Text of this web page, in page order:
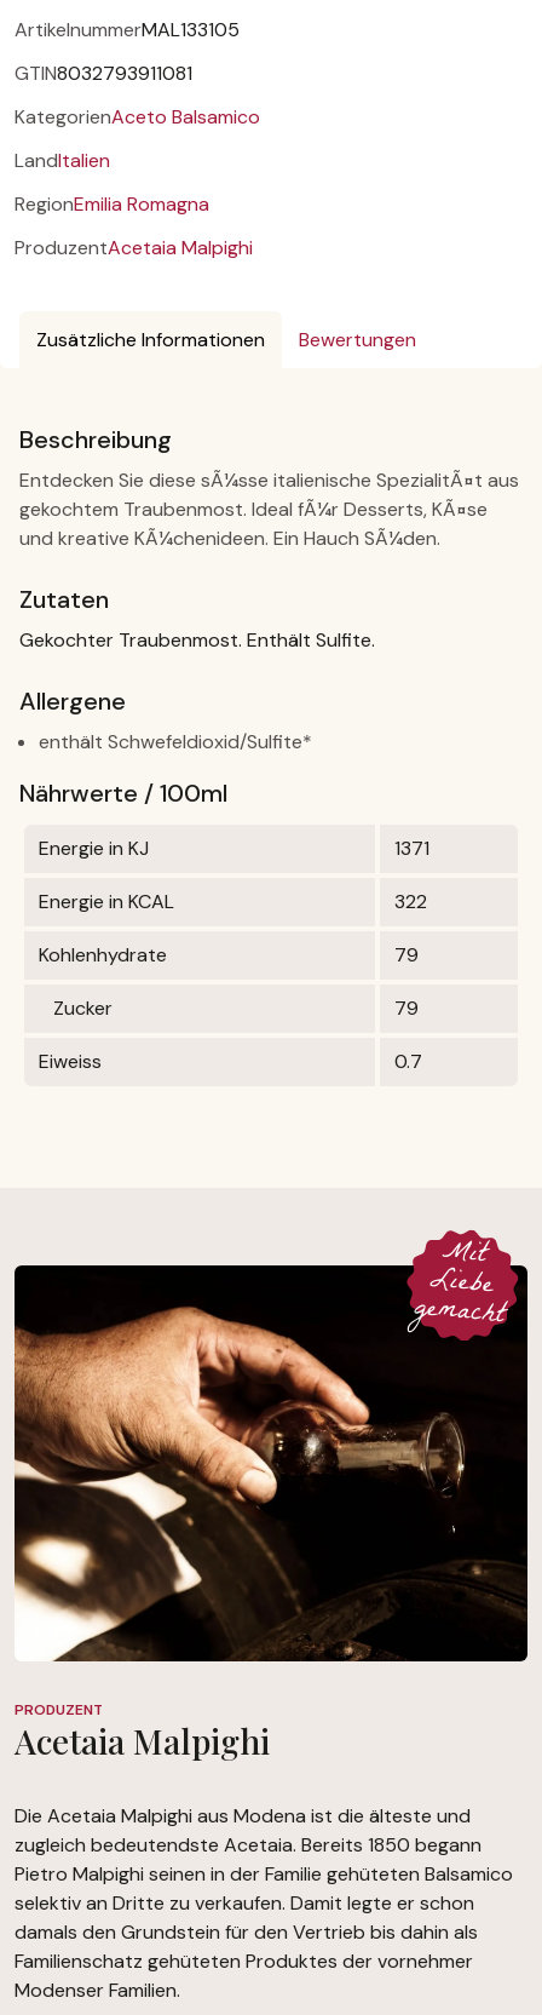
ArtikelnummerMAL133105
GTIN8032793911081
KategorienAceto Balsamico
LandItalien
RegionEmilia Romagna
ProduzentAcetaia Malpighi
Zusätzliche Informationen Bewertungen
Beschreibung
Entdecken Sie diese sÃ¼sse italienische SpezialitÃ¤t aus
gekochtem Traubenmost. Ideal fÃ¼r Desserts, KÃ¤se
und kreative KÃ¼chenideen. Ein Hauch SÃ¼den.
Zutaten
Gekochter Traubenmost. Enthält Sulfite.
Allergene
enthält Schwefeldioxid/Sulfite*
Nährwerte / 100ml
Energie in KJ 1371
Energie in KCAL 322
Kohlenhydrate 79
Zucker 79
Eiweiss 0.7
PRODUZENT
Acetaia Malpighi
Die Acetaia Malpighi aus Modena ist die älteste und
zugleich bedeutendste Acetaia. Bereits 1850 begann
Pietro Malpighi seinen in der Familie gehüteten Balsamico
selektiv an Dritte zu verkaufen. Damit legte er schon
damals den Grundstein für den Vertrieb bis dahin als
Familienschatz gehüteten Produktes der vornehmer
Modenser Familien.
M
it
Liebe
gemacht